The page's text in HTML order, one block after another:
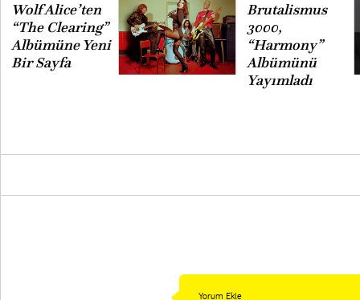
Wolf Alice’ten
“The Clearing”
Albümüne Yeni
Bir Sayfa
Brutalismus
3000,
“Harmony”
Albümünü
Yayımladı